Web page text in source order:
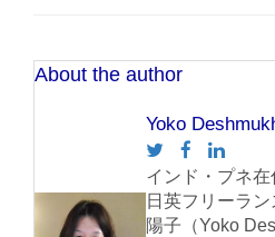
About the author
Yoko
インド・プネ在
日英フリーラ
陽子（Yoko